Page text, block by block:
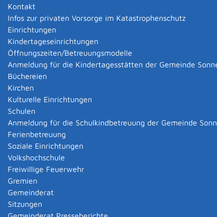
Kontakt
Infos zur privaten Vorsorge im Katastrophenschutz
Einrichtungen
Kindertageseinrichtungen
Öffnungszeiten/Betreuungsmodelle
Anmeldung für die Kindertagesstätten der Gemeinde
Büchereien
Kirchen
Kulturelle Einrichtungen
Schulen
Anmeldung für die Schulkindbetreuung der Gemeinde
Ferienbetreuung
Soziale Einrichtungen
Volkshochschule
Freiwillige Feuerwehr
Gremien
Gemeinderat
Sitzungen
Auch nach jedem Neu- oder Anbau muss die
Gebäudeaufnahme in das Liegenschaftskataster
erfolgen.
Melden Sie die Errichtung des Gebäudes nicht, werden
bauliche Veränderungen durch die
Vermessungsbehörden oder Öffentlich bestellte
Vermessungsingenieure oder
Vermessungsingenieurinnen aufgenommen und im
Liegenschaftskataster nachgewiesen.
Zuständige Stelle
die untere Vermessungsbehörde, in deren Bezirk das
Grundstück liegt
Untere Vermessungsbehörde ist, je nach Ort, in dem
das Grundstück liegt, die Stadtverwaltung oder das
Landratsamt.
Landratsamt Reutlingen